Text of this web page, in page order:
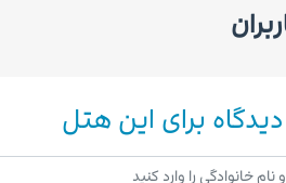
برای این هتل